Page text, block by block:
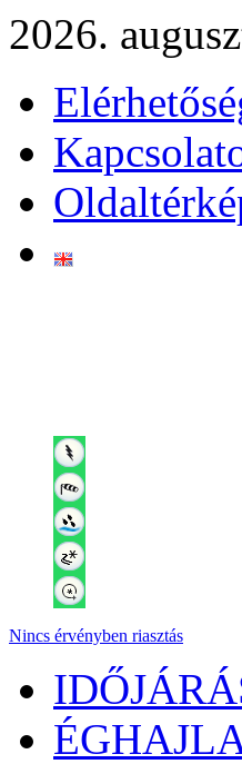
2026.
Nincs érvényben riasztás